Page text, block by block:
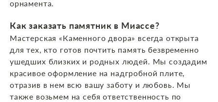
орнамента.
Как заказать памятник в Миассе?
Мастерская «Каменного двора» всегда открыта
для тех, кто готов почтить память безвременно
ушедших близких и родных людей. Мы создадим
красивое оформление на надгробной плите,
отразив в нем всю вашу заботу и любовь. Мы
также возьмем на себя ответственность по